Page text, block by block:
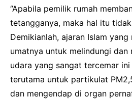
‘’Apabila pemilik rumah
tetangganya, maka hal itu tidak
Demikianlah, ajaran Islam
umatnya untuk melindungi
udara yang sangat tercemar
terutama untuk partikulat
dan mengendap di organ